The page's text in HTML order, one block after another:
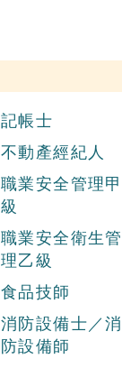
記帳士
不動產經紀人
職業安全管理甲
級
職業安全衛生管
理乙級
食品技師
消防設備士／消
防設備師